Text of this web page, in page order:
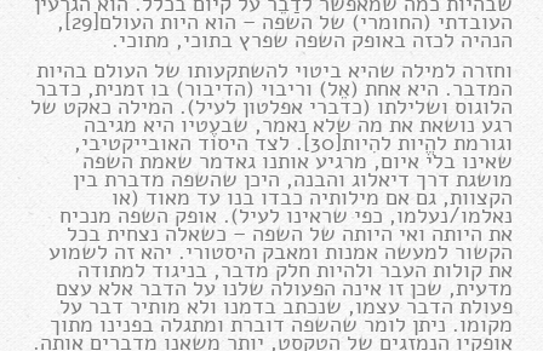
העובדתי (החומרי) של השפה – הוא היות העולם[29],
הנהיה לכזה באופק השפה שפרץ בתוכי, מתוכי.
וחזרה למילה שהיא ביטוי להשתקעותו של העולם בהיות
המדבר. היא אחת (אֵל) וריבוי (הדיבור) בו זמנית, כדבר
הלוגוס ושלילתו (כדברי אפלטון לעיל). המילה כאקט של
רגע נושאת את מה שלא נאמר, שבעֶטיו היא מגיבה
וגורמת להֱיות להִיות[30]. לצד היסוד האובייקטיבי,
שאינו בלי איום, מרגיע אותנו גאדמר שאמת השפה
מושגת דרך דיאלוג והבנה, היכן שהשפה מדברת בין
הקצוות, גם אם מילותיה כבדו בנו עד מאוד (או
נאלמו/נעלמו, כפי שראינו לעיל). אופק השפה מנכיח
את היותה ואי היותה של השפה – כשאלה נצחית בכל
הקשור למעשה אמנות ומאבק היסטורי. יהא זה לשמוע
את קולות העבר ולהיות חלק מדבר, בניגוד למתודה
מדעית, שכן זו אינה הפעולה שלנו על הדבר אלא עצם
פעולת הדבר עצמו, שנכתב בדמנו ולא מותיר דבר על
מקומו. ניתן לומר שהשפה דוברת ומתגלה בפנינו מתוך
אופקיו הנמזגים של הטקסט, יותר משאנו מדברים אותה.